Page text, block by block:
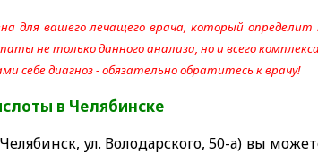
для вашего лечащего врача, который
не только данного анализа, но и всего
себе диагноз - обязательно обратитесь к врачу!
в Челябинске
ул. Володарского, 50-а) вы